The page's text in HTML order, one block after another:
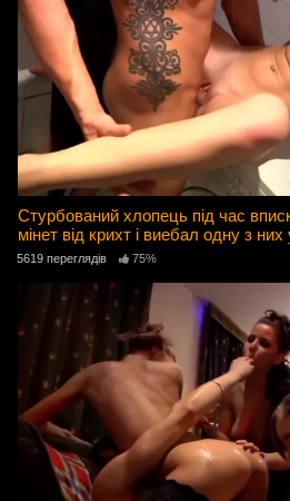
Стурбований хлопець під час
мінет від крихт і виебал одну з них
5619 переглядів 75%